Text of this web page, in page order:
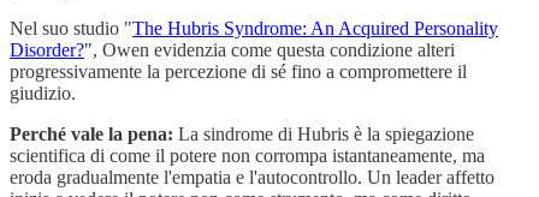
Nel suo studio "The Hubris Syndrome: An Acquired Personality
Disorder?", Owen evidenzia come questa condizione alteri
progressivamente la percezione di sé fino a compromettere il
giudizio.
Perché vale la pena: La sindrome di Hubris è la spiegazione
scientifica di come il potere non corrompa istantaneamente, ma
eroda gradualmente l'empatia e l'autocontrollo. Un leader affetto